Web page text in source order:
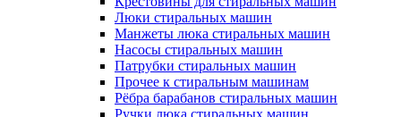
Люки стиральных машин
Манжеты люка стиральных машин
Насосы стиральных машин
Патрубки стиральных машин
Прочее к стиральным машинам
Рёбра барабанов стиральных машин
Ручки люка стиральных машин